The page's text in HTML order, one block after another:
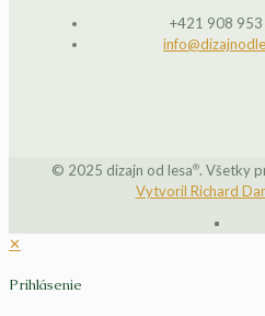
+421 908
© 2025 dizajn od lesa®. Všetky
Vytvoril Richard
✕
Prihlásenie